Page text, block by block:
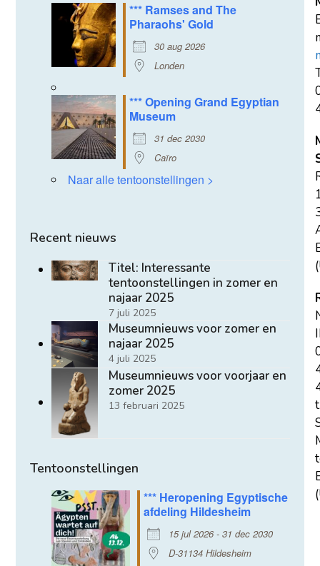
*** Ramses and The
Pharaohs' Gold
30 aug 2026
Londen
*** Opening Grand Egyptian
Museum
31 dec 2030
Caïro
Naar alle tentoonstellingen >
Recent nieuws
Titel: Interessante
tentoonstellingen in zomer en
najaar 2025
7 juli 2025
Museumnieuws voor zomer en
najaar 2025
4 juli 2025
Museumnieuws voor voorjaar en
zomer 2025
13 februari 2025
Tentoonstellingen
*** Heropening Egyptische
afdeling Hildesheim
15 jul 2026 - 31 dec 2030
D-31134 Hildesheim